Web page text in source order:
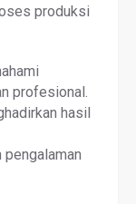
produksi
profesional.
hasil
pengalaman